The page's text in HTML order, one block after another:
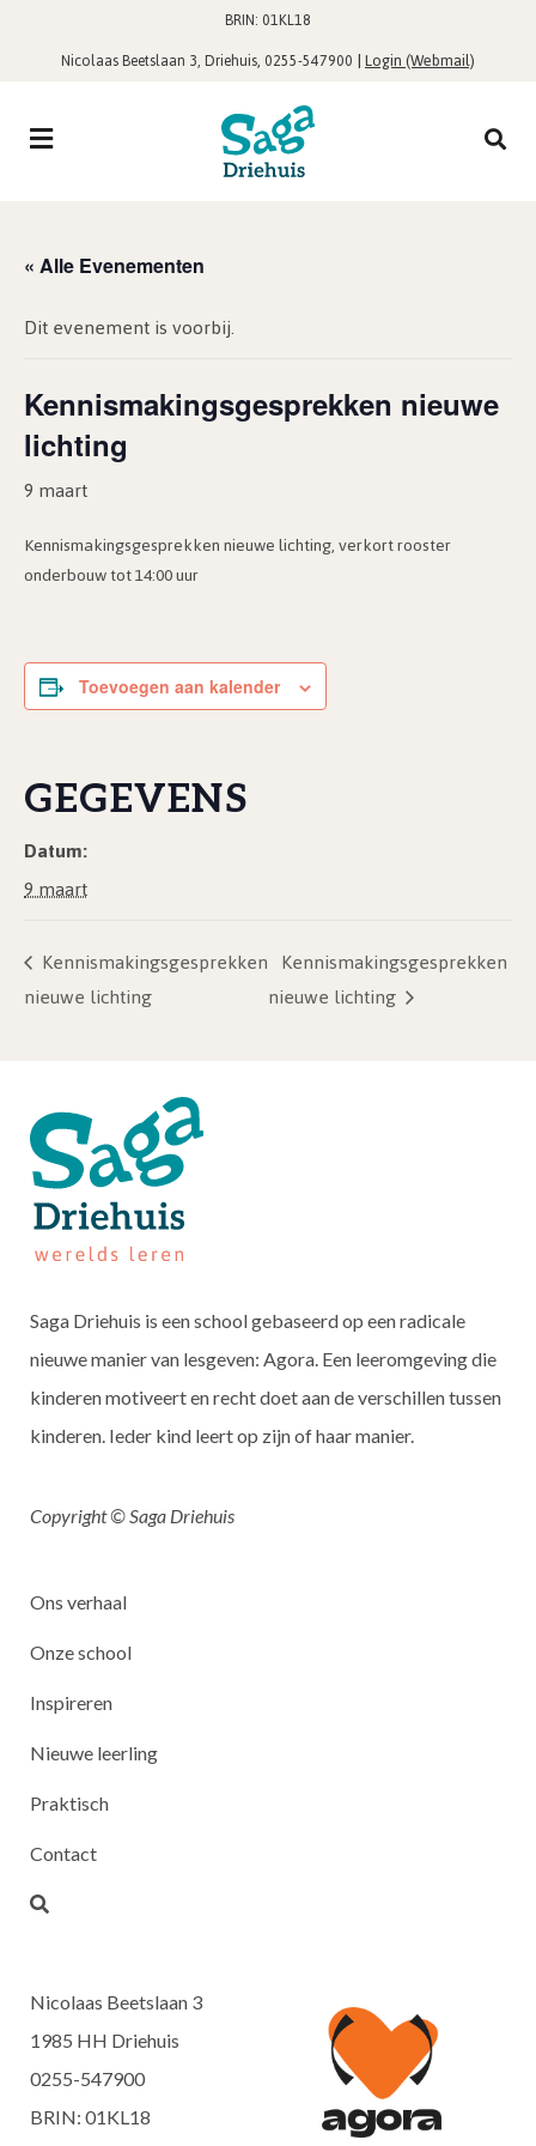
BRIN: 01KL18
Nicolaas Beetslaan 3, Driehuis, 0255-547900 |Login (Webmail)
« Alle Evenementen
Dit evenement is voorbij.
Kennismakingsgesprekken nieuwe
lichting
9 maart
Kennismakingsgesprekken nieuwe lichting, verkort rooster
onderbouw tot 14:00 uur
Toevoegen aan kalender
GEGEVENS
Datum:
9 maart
Kennismakingsgesprekken
nieuwe lichting
Kennismakingsgesprekken
nieuwe lichting
Saga Driehuis is een school gebaseerd op een radicale
nieuwe manier van lesgeven: Agora. Een leeromgeving die
kinderen motiveert en recht doet aan de verschillen tussen
kinderen. Ieder kind leert op zijn of haar manier.
Copyright © Saga Driehuis
Ons verhaal
Onze school
Inspireren
Nieuwe leerling
Praktisch
Contact
Nicolaas Beetslaan 3
1985 HH Driehuis
0255-547900
BRIN: 01KL18